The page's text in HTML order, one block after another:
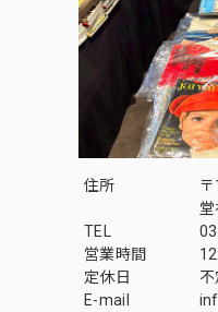
住所
TEL
営業時間
定休日
不
E-mail